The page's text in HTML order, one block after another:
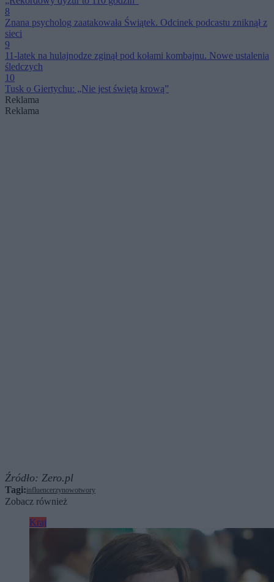
8
Znana psycholog zaatakowała Świątek. Odcinek podcastu zniknął z
sieci
9
11-latek na hulajnodze zginął pod kołami kombajnu. Nowe ustalenia
śledczych
10
Tusk o Giertychu: „Nie jest świętą krową”
Reklama
Reklama
Źródło: Zero.pl
Tagi:influencerzynowotwory
Zobacz również
Kraj